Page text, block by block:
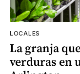
LOCALES
La granja
verduras en